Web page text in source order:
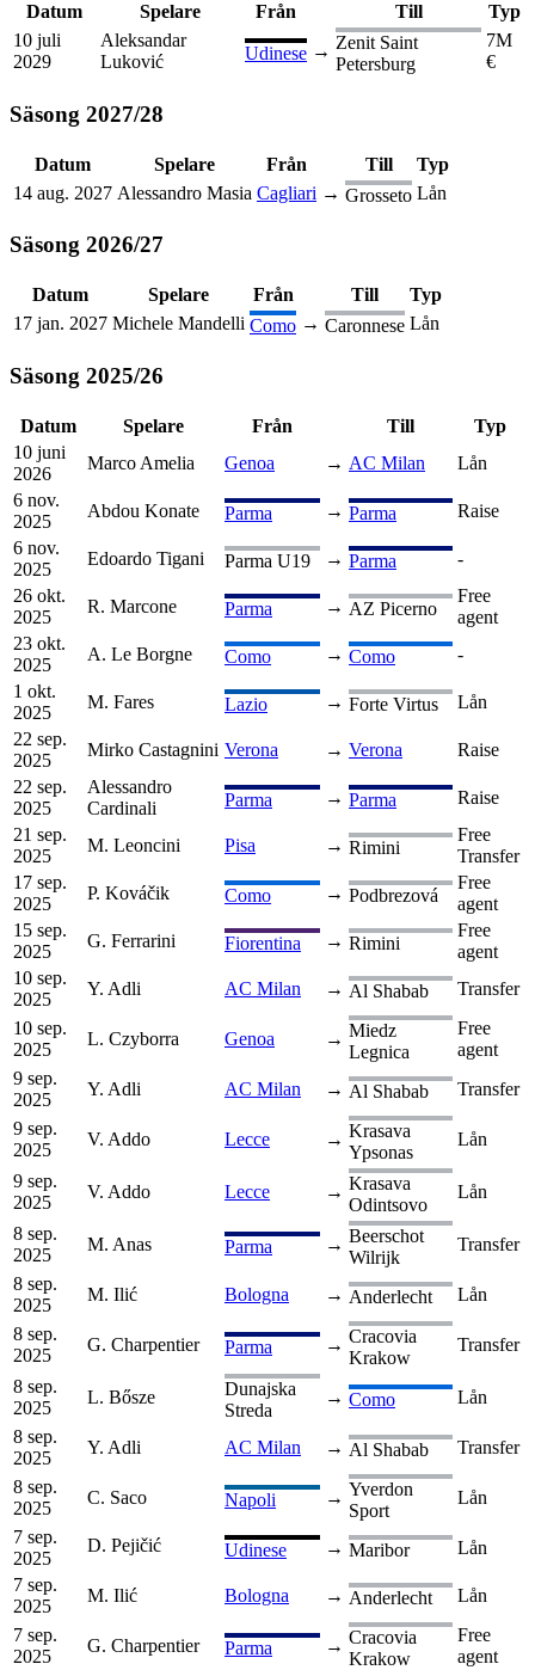
Datum Spelare Från Till
Typ
10 juli
2029
Aleksandar
Luković
Udinese → Zenit Saint
Petersburg
7M
€
Säsong 2027/28
Datum Spelare Från Till
Typ
14 aug. 2027 Alessandro Masia Cagliari → Grosseto Lån
Säsong 2026/27
Datum Spelare Från Till
Typ
17 jan. 2027 Michele Mandelli Como → Caronnese Lån
Säsong 2025/26
Datum Spelare Från Till
Typ
10 juni
2026
Marco Amelia Genoa → AC Milan
Lån
6 nov.
2025
Abdou Konate Parma → Parma
Raise
6 nov.
2025
Edoardo Tigani Parma U19 → Parma
-
26 okt.
2025
R. Marcone Parma → AZ Picerno
Free
agent
23 okt.
2025
A. Le Borgne Como → Como
-
1 okt.
2025
M. Fares Lazio → Forte Virtus
Lån
22 sep.
2025
Mirko Castagnini Verona → Verona
Raise
22 sep.
2025
Alessandro
Cardinali
Parma → Parma
Raise
21 sep.
2025
M. Leoncini Pisa → Rimini
Free
Transfer
17 sep.
2025
P. Kováčik Como → Podbrezová
Free
agent
15 sep.
2025
G. Ferrarini Fiorentina → Rimini
Free
agent
10 sep.
2025
Y. Adli AC Milan → Al Shabab
Transfer
10 sep.
2025
L. Czyborra Genoa → Miedz
Legnica
Free
agent
9 sep.
2025
Y. Adli AC Milan → Al Shabab
Transfer
9 sep.
2025
V. Addo Lecce → Krasava
Ypsonas
Lån
9 sep.
2025
V. Addo Lecce → Krasava
Odintsovo
Lån
8 sep.
2025
M. Anas Parma → Beerschot
Wilrijk
Transfer
8 sep.
2025
M. Ilić Bologna → Anderlecht
Lån
8 sep.
2025
G. Charpentier Parma → Cracovia
Krakow
Transfer
8 sep.
2025
L. Bősze
Dunajska
Streda
→ Como
Lån
8 sep.
2025
Y. Adli AC Milan → Al Shabab
Transfer
8 sep.
2025
C. Saco Napoli → Yverdon
Sport
Lån
7 sep.
2025
D. Pejičić Udinese → Maribor
Lån
7 sep.
2025
M. Ilić Bologna → Anderlecht
Lån
7 sep.
2025
G. Charpentier Parma → Cracovia
Krakow
Free
agent